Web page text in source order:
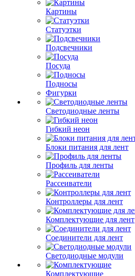
Картины
Статуэтки
Подсвечники
Посуда
Подносы
Фигурки
Светодиодные ленты
Гибкий неон
Блоки питания для лент
Профиль для ленты
Рассеиватели
Контроллеры для лент
Комплектующие для лент
Соединители для лент
Светодиодные модули
Комплектующие